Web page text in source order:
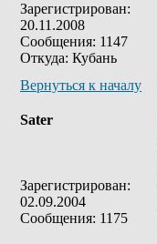
Зарегистрирован:
20.11.2008
Сообщения: 1147
Откуда: Кубань
Вернуться к началу
Sater
Зарегистрирован:
02.09.2004
Сообщения: 1175